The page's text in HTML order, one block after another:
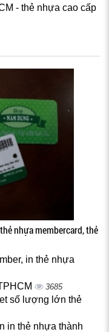
- thẻ nhựa cao cấp
nhựa membercard, thẻ
in thẻ nhựa
3685
số lượng lớn thẻ
in thẻ nhựa thành